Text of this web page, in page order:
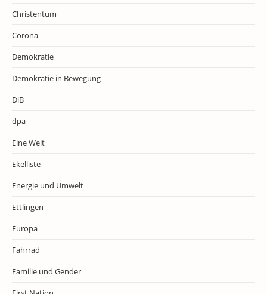
Christentum
Corona
Demokratie
Demokratie in Bewegung
DiB
dpa
Eine Welt
Ekelliste
Energie und Umwelt
Ettlingen
Europa
Fahrrad
Familie und Gender